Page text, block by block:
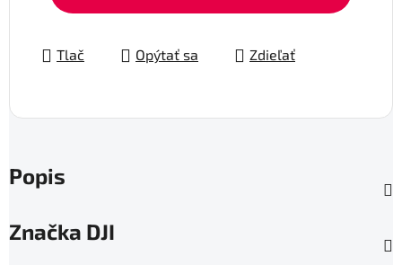
Tlač Opýtať sa Zdieľať
Popis
Značka DJI